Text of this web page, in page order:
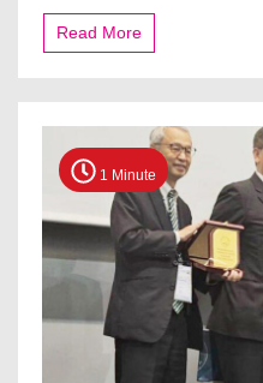
Read More
1 Minute